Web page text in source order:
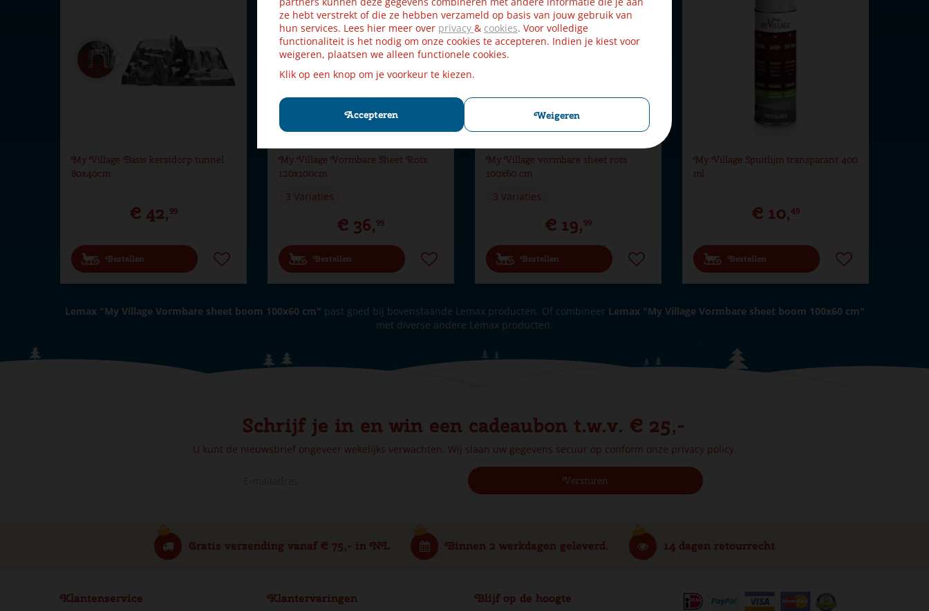
ze hebt verstrekt of die ze hebben verzameld op basis van jouw gebruik van
hun services. Lees hier meer over privacy & cookies. Voor volledige
functionaliteit is het nodig om onze cookies te accepteren. Indien je kiest voor
weigeren, plaatsen we alleen functionele cookies.
Klik op een knop om je voorkeur te kiezen.
Accepteren Weigeren
My Village Basis kerstdorp tunnel
80x40cm
€ 42,99
Bestellen
My Village Vormbare Sheet Rots
120x100cm
€ 36,99
Bestellen
3 Variaties
My Village vormbare sheet rots
100x60 cm
€ 19,99
Bestellen
3 Variaties
My Village Spuitlijm transparant 400
ml
€ 10,49
Bestellen
Lemax "My Village Vormbare sheet boom 100x60 cm" past goed bij bovenstaande Lemax producten. Of combineer Lemax "My Village Vormbare sheet boom 100x60 cm"
met diverse andere Lemax producten.
Schrijf je in en win een cadeaubon t.w.v. € 25,-
U kunt de nieuwsbrief ongeveer wekelijks verwachten. Wij slaan uw gegevens secuur op conform onze privacy policy.
Gratis verzending vanaf € 75,- in NL Binnen 2 werkdagen geleverd. 14 dagen retourrecht
Klantenservice Klantervaringen Blijf op de hoogte